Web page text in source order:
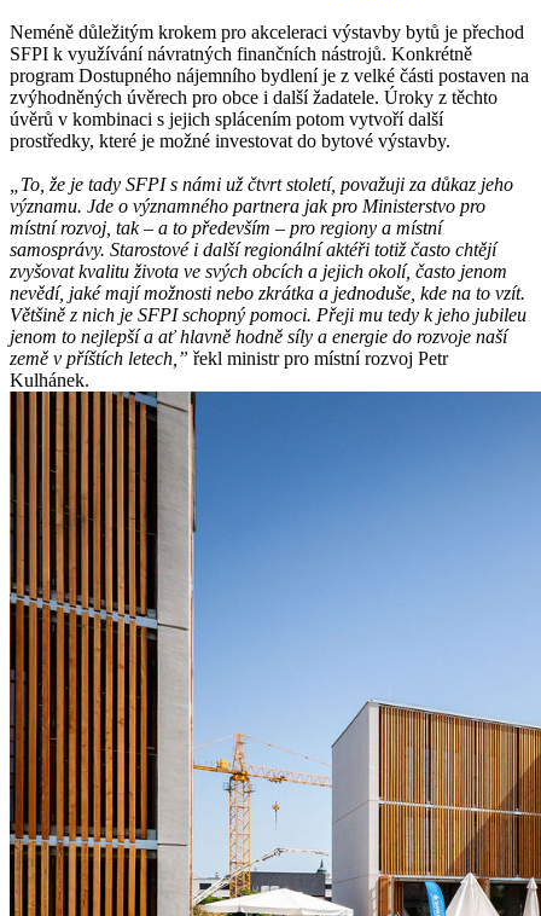
Neméně důležitým krokem pro akceleraci výstavby bytů je přechod
SFPI k využívání návratných finančních nástrojů. Konkrétně
program Dostupného nájemního bydlení je z velké části postaven na
zvýhodněných úvěrech pro obce i další žadatele. Úroky z těchto
úvěrů v kombinaci s jejich splácením potom vytvoří další
prostředky, které je možné investovat do bytové výstavby.
„To, že je tady SFPI s námi už čtvrt století, považuji za důkaz jeho
významu. Jde o významného partnera jak pro Ministerstvo pro
místní rozvoj, tak – a to především – pro regiony a místní
samosprávy. Starostové i další regionální aktéři totiž často chtějí
zvyšovat kvalitu života ve svých obcích a jejich okolí, často jenom
nevědí, jaké mají možnosti nebo zkrátka a jednoduše, kde na to vzít.
Většině z nich je SFPI schopný pomoci. Přeji mu tedy k jeho jubileu
jenom to nejlepší a ať hlavně hodně síly a energie do rozvoje naší
země v příštích letech,” řekl ministr pro místní rozvoj Petr
Kulhánek.